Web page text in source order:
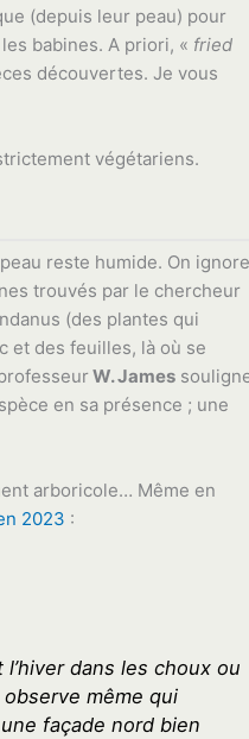
(depuis leur peau) pour
babines. A priori, « fried
découvertes. Je vous
végétariens.
reste humide. On ignore
trouvés par le chercheur
(des plantes qui
et des feuilles, là où se
W. James
en sa présence ; une
arboricole… Même en
2023 :
dans les choux ou
même qui
façade nord bien